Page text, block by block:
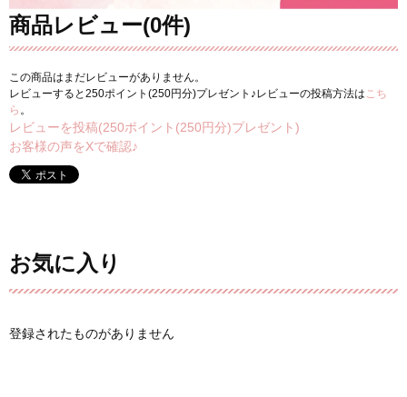
商品レビュー(0件)
この商品はまだレビューがありません。
レビューすると250ポイント(250円分)プレゼント♪レビューの投稿方法は こち
ら 。
レビューを投稿(250ポイント(250円分)プレゼント)
お客様の声をXで確認♪
お気に入り
登録されたものがありません